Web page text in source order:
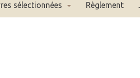
sélectionnées Règlement